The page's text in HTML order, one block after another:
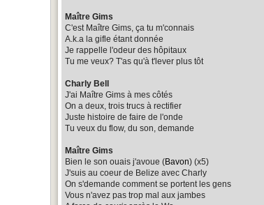
Maître Gims
C'est Maître Gims, ça tu m'connais
A.k.a la gifle étant donnée
Je rappelle l'odeur des hôpitaux
Tu me veux? T'as qu'à t'lever plus tôt
Charly Bell
J'ai Maître Gims à mes côtés
On a deux, trois trucs à rectifier
Juste histoire de faire de l'onde
Tu veux du flow, du son, demande
Maître Gims
Bien le son ouais j'avoue (Bavon) (x5)
J'suis au coeur de Belize avec Charly
On s'demande comment se portent les gens
Vous n'avez pas trop mal aux jambes